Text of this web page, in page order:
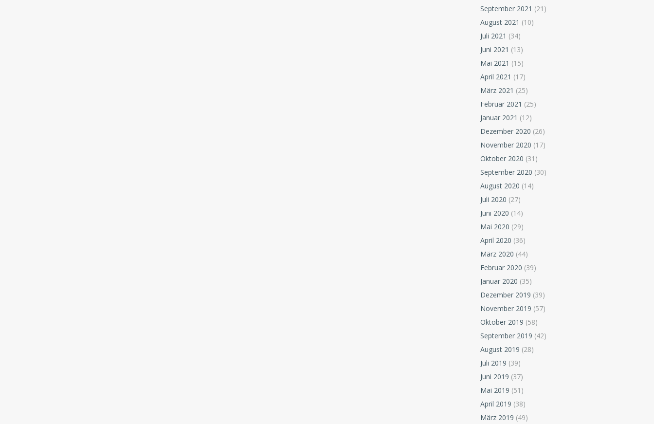
September 2021 (21)
August 2021 (10)
Juli 2021 (34)
Juni 2021 (13)
Mai 2021 (15)
April 2021 (17)
März 2021 (25)
Februar 2021 (25)
Januar 2021 (12)
Dezember 2020 (26)
November 2020 (17)
Oktober 2020 (31)
September 2020 (30)
August 2020 (14)
Juli 2020 (27)
Juni 2020 (14)
Mai 2020 (29)
April 2020 (36)
März 2020 (44)
Februar 2020 (39)
Januar 2020 (35)
Dezember 2019 (39)
November 2019 (57)
Oktober 2019 (58)
September 2019 (42)
August 2019 (28)
Juli 2019 (39)
Juni 2019 (37)
Mai 2019 (51)
April 2019 (38)
März 2019 (49)